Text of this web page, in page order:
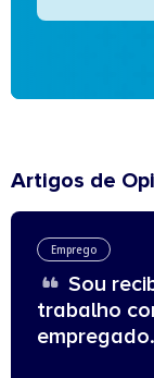
Artigos de
Emprego
Sou
trabalho